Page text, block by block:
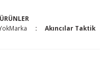
Marka
Akıncılar Taktik